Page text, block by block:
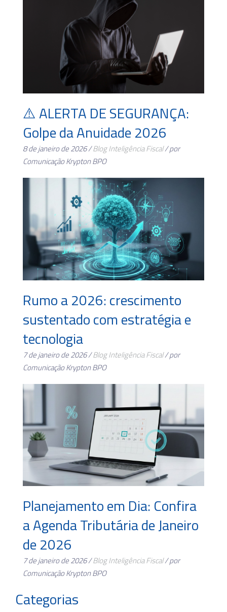
⚠️ ALERTA DE SEGURANÇA:
Golpe da Anuidade 2026
8 de janeiro de 2026 /BlogInteligência Fiscal/ por
Comunicação Krypton BPO
Rumo a 2026: crescimento
sustentado com estratégia e
tecnologia
7 de janeiro de 2026 /BlogInteligência Fiscal/ por
Comunicação Krypton BPO
Planejamento em Dia: Confira
a Agenda Tributária de Janeiro
de 2026
7 de janeiro de 2026 /BlogInteligência Fiscal/ por
Comunicação Krypton BPO
Categorias